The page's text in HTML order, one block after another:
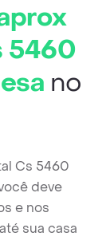
5460
no
Cs 5460
deve
e nos
sua casa